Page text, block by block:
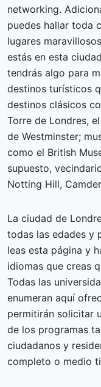
networking.
puedes hallar toda
lugares
estás en esta
tendrás algo para
destinos turísticos
destinos clásicos
Torre de Londres,
de Westminster;
como el British
supuesto,
Notting Hill,
La ciudad de
todas las edades y
leas esta página y
idiomas que creas
Todas las
enumeran aquí
permitirán solicitar
de los programas
ciudadanos y
completo o medio